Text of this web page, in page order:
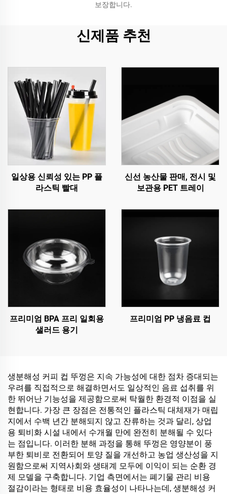
보장합니다.
신제품 추천
일상용 신뢰성 있는 PP 플
라스틱 빨대
신선 농산물 판매, 전시 및
보관용 PET 트레이
프리미엄 BPA 프리 일회용
샐러드 용기
프리미엄 PP 냉음료 컵
생분해성 커피 컵 뚜껑은 지속 가능성에 대한 점차 증대되는
우려를 직접적으로 해결하면서도 일상적인 음료 섭취를 위
한 뛰어난 기능성을 제공함으로써 탁월한 환경적 이점을 실
현합니다. 가장 큰 장점은 전통적인 플라스틱 대체재가 매립
지에서 수백 년간 분해되지 않고 잔류하는 것과 달리, 상업
용 퇴비화 시설 내에서 수개월 만에 완전히 분해될 수 있다
는 점입니다. 이러한 분해 과정을 통해 뚜껑은 영양분이 풍
부한 퇴비로 전환되어 토양 질을 개선하고 농업 생산성을 지
원함으로써 지역사회와 생태계 모두에 이익이 되는 순환 경
제 모델을 구축합니다. 기업 측면에서는 폐기물 관리 비용
절감이라는 형태로 비용 효율성이 나타나는데, 생분해성 커